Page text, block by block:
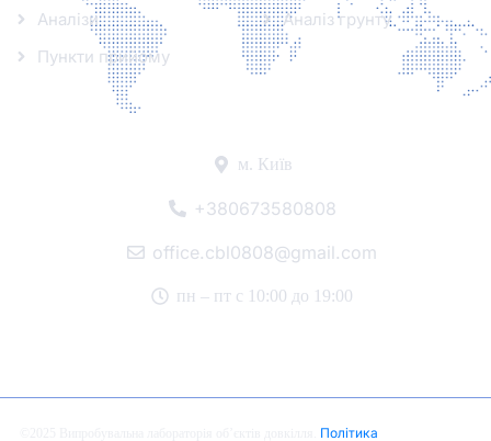
Аналізи
Пункти прийому
Аналіз грунту
м. Київ
+380673580808
office.cbl0808@gmail.com
пн – пт с 10:00 до 19:00
Політика